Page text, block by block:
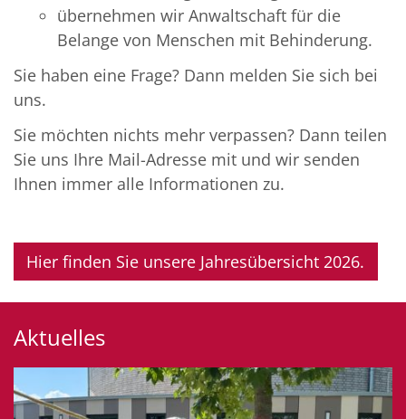
übernehmen wir Anwaltschaft für die
Belange von Menschen mit Behinderung.
Sie haben eine Frage? Dann melden Sie sich bei
uns.
Sie möchten nichts mehr verpassen? Dann teilen
Sie uns Ihre Mail-Adresse mit und wir senden
Ihnen immer alle Informationen zu.
Hier finden Sie unsere Jahresübersicht 2026.
Aktuelles